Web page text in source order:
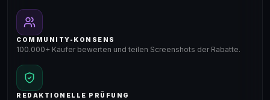
COMMUNITY-KONSENS
100.000+ Käufer bewerten und teilen Screenshots der Rabatte.
REDAKTIONELLE PRÜFUNG